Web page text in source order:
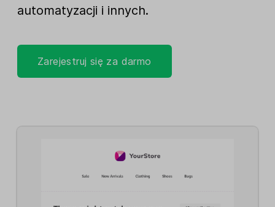
automatyzacji i innych.
Zarejestruj się za darmo